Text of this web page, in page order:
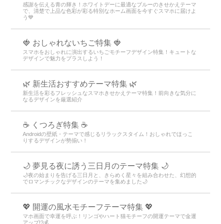
感謝を伝える青の輝き！ホワイトデーに最適なブルーのきせかえテーマ
で、清楚で上品な色彩が彩る特別なホーム画面を今すぐスマホに届けよ
う💙
🍓 おしゃれないちご特集 🍓
スマホをおしゃれに演出するいちごモチーフデザイン特集！キュートな
デザインで魅力をプラスしよう！
🌿 新生活おすすめテーマ特集 🌿
新生活を彩るフレッシュなスマホきせかえテーマ特集！前向きな気分に
なるデザインを厳選紹介
☕ くつろぎ特集 ☕
Androidの壁紙・テーマで感じるリラックスタイム！おしゃれでほっこ
りするデザインが勢揃い！
🌙 夢見る夜に誘う三日月のテーマ特集 🌙
🌙夜の始まりを告げる三日月と、きらめく星々を組み合わせた、幻想的
でロマンチックなデザインのテーマを集めました🌙
💖 開運の風水モチーフテーマ特集 💖
マホ画面で幸運を呼ぶ！リンゴやハート猫モチーフの開運テーマで金運
アップ!?💰